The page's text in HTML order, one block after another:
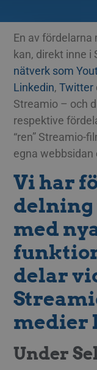
En av
kan, direkt inne i
nätverk som
Linkedin,Twitter
Streamio – och
respektive
“ren” Streamio-
egna
Vi har
delning
med
delar
medier
Under